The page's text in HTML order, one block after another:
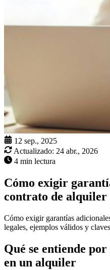
12 sep., 2025
Actualizado: 24 abr., 2026
4 min lectura
Cómo exigir
contrato de alquiler
Cómo exigir garantías
legales, ejemplos válidos y
Qué se entiende
en un alquiler